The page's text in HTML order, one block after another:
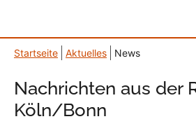
Startseite Aktuelles News
Nachrichten aus der
Köln/Bonn